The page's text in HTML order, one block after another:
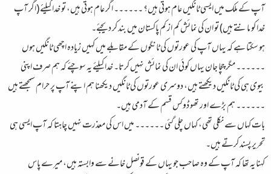
آپ کے ملک میں ایسی ٹانگیں عام ہوتی ہیں؟ ۔۔۔۔۔۔ اگر عام ہوتی ہیں، تو خدا کیلئے (اگر آپ
خدا کو مانتے ہیں) تو ان کی نمائش کم از کم پاکستان میں بند کر دیجئے۔
ہو سکتا ہے کہ یہاں آپ کی عورتوں کی ٹانگوں کے مقابلے میں کہیں زیادہ اچھی ٹانگیں ہوں
۔۔۔۔۔۔ مگر چچا جان یہاں کوئی ان کی نمائش نہیں کرتا۔ خدا کیلئے یہ سوچئے کہ ہم صرف اپنی
بیوی ہی کی ٹانگیں دیکھتے ہیں، دوسری عورتوں کی ٹانگیں دیکھنا ہم اپنے آپ پر حرام سمجھتے ہیں
۔۔۔۔۔۔ ہم بڑے اور تھو ڈوکس قسم کے آدمی ہیں۔
بات کہاں سے نکلی تھی، کہاں چلی گئی ۔۔۔۔۔۔ میں اس کی معذرت نہیں چاہتا کہ آپ ایسی ہی
تحریر پسند کرتے ہیں۔
کہنا یہ تھا کہ آپ کے وہ صاحب جو یہاں کے قونصل خانے سے وابستہ ہیں، میرے پاس